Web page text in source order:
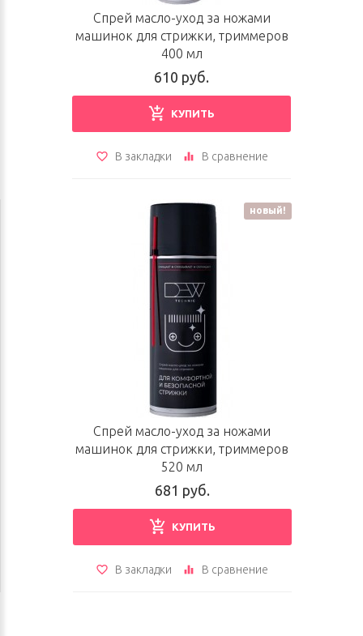
Спрей масло-уход за ножами
машинок для стрижки, триммеров
400 мл
610 руб.
КУПИТЬ
В закладки В сравнение
новый!
Спрей масло-уход за ножами
машинок для стрижки, триммеров
520 мл
681 руб.
КУПИТЬ
В закладки В сравнение